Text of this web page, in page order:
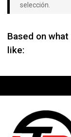
selección.
Based on
like: